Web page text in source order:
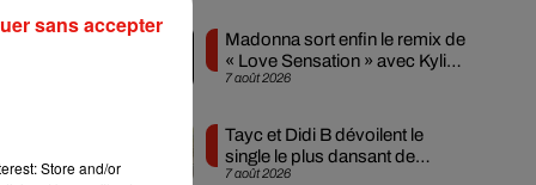
7 août 2026
Madonna sort enfin le remix de
« Love Sensation » avec Kylie
Minogue
7 août 2026
Tayc et Didi B dévoilent le
single le plus dansant de
l’année
Store and/or
sans accepter